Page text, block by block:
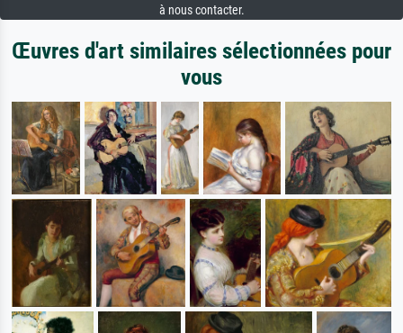
à nous contacter.
Œuvres d'art similaires sélectionnées pour
vous